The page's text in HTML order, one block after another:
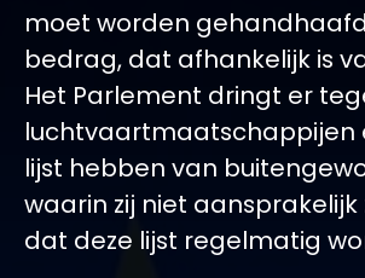
moet worden
bedrag, dat afhankelijk is
Het Parlement dringt er
luchtvaartmaatschappijen
lijst hebben van
waarin zij niet
dat deze lijst regelmatig